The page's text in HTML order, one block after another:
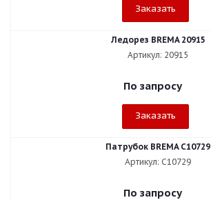
Заказать
Ледорез BREMA 20915
Артикул: 20915
По запросу
Заказать
Патрубок BREMA C10729
Артикул: C10729
По запросу